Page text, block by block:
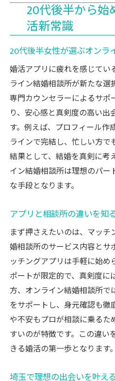
20代後半から
活新常識
20代後半女性が選ぶオンラ
婚活アプリに疲れを感じてい
ライン結婚相談所が新たな選
専門カウンセラーによるサポ
り、安心感と真剣度の高い
す。例えば、プロフィール作
ラインで完結し、忙しい方で
結果として、結婚を真剣に考
イン結婚相談所は理想のパ
な手段となります。
アプリと相談所の違いを知
まず押さえたいのは、マッ
婚相談所のサービス内容とサ
ッチングアプリは手軽に始
ポートが限定的で、真剣度
方、オンライン結婚相談所
をサポートし、身元確認も
や不安もプロが相談に乗るた
すいのが特徴です。この違い
きる婚活の第一歩となります。
埼玉で理想の出会いを叶え